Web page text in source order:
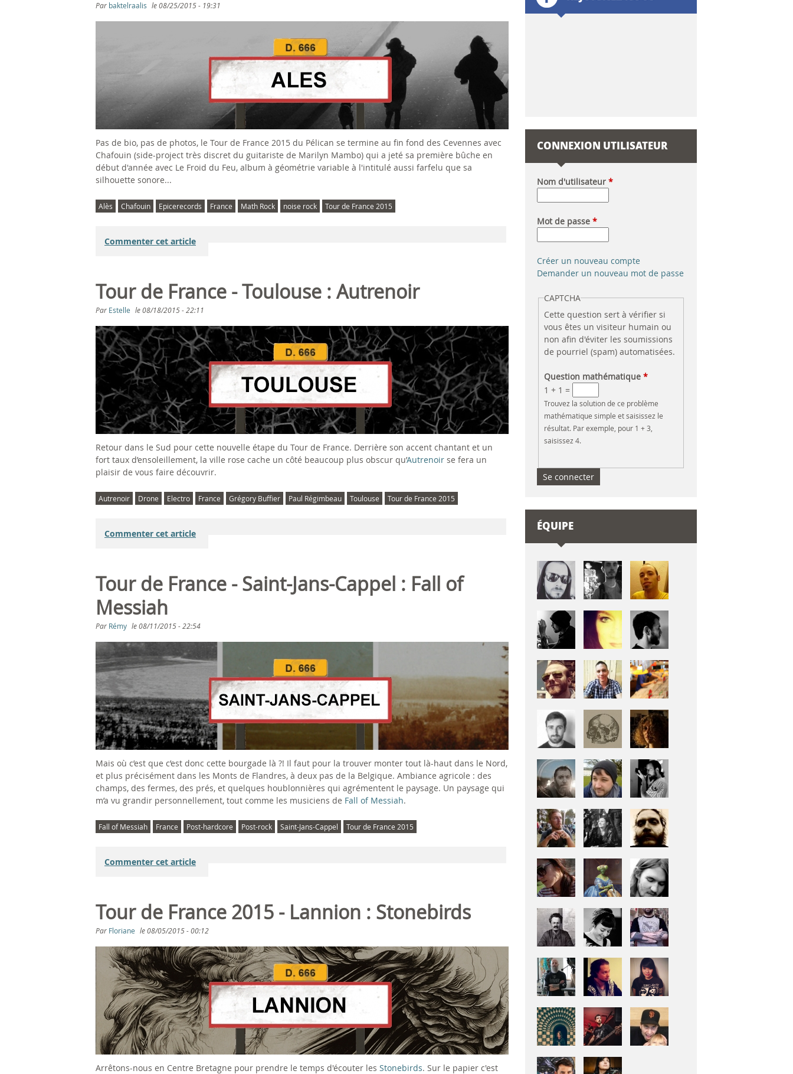
l
d
e
r
e
c
h
e
r
c
h
e
ê
s
i
c
i
Par baktelraalis le08/25/2015 - 19:31
Pas de bio, pas de photos, le Tour de France 2015 du Pélican se termine au fin fond des Cevennes avec
Chafouin (side-project très discret du guitariste de Marilyn Mambo) qui a jeté sa première bûche en
début d'année avec Le Froid du Feu, album à géométrie variable à l'intitulé aussi farfelu que sa
silhouette sonore...
Alès Chafouin Epicerecords France Math Rock noise rock Tour de France 2015
Commenter cet article
Tour de France - Toulouse : Autrenoir
Par Estelle le08/18/2015 - 22:11
Retour dans le Sud pour cette nouvelle étape du Tour de France. Derrière son accent chantant et un
fort taux d’ensoleillement, la ville rose cache un côté beaucoup plus obscur qu’Autrenoir se fera un
plaisir de vous faire découvrir.
Autrenoir Drone Electro France Grégory Buffier Paul Régimbeau Toulouse Tour de France 2015
Commenter cet article
Tour de France - Saint-Jans-Cappel : Fall of
Messiah
Par Rémy le08/11/2015 - 22:54
Mais où c’est que c’est donc cette bourgade là ?! Il faut pour la trouver monter tout là-haut dans le Nord,
et plus précisément dans les Monts de Flandres, à deux pas de la Belgique. Ambiance agricole : des
champs, des fermes, des prés, et quelques houblonnières qui agrémentent le paysage. Un paysage qui
m’a vu grandir personnellement, tout comme les musiciens de Fall of Messiah.
Fall of Messiah France Post-hardcore Post-rock Saint-Jans-Cappel Tour de France 2015
Commenter cet article
Tour de France 2015 - Lannion : Stonebirds
Par Floriane le08/05/2015 - 00:12
Arrêtons-nous en Centre Bretagne pour prendre le temps d'écouter les Stonebirds. Sur le papier c'est
CONNEXION UTILISATEUR
Nom d'utilisateur*
Mot de passe*
Créer un nouveau compte
Demander un nouveau mot de passe
CAPTCHA
Cette question sert à vérifier si
vous êtes un visiteur humain ou
non afin d'éviter les soumissions
de pourriel (spam) automatisées.
Question mathématique*
1 + 1 =
Trouvez la solution de ce problème
mathématique simple et saisissez le
résultat. Par exemple, pour 1 + 3,
saisissez 4.
ÉQUIPE